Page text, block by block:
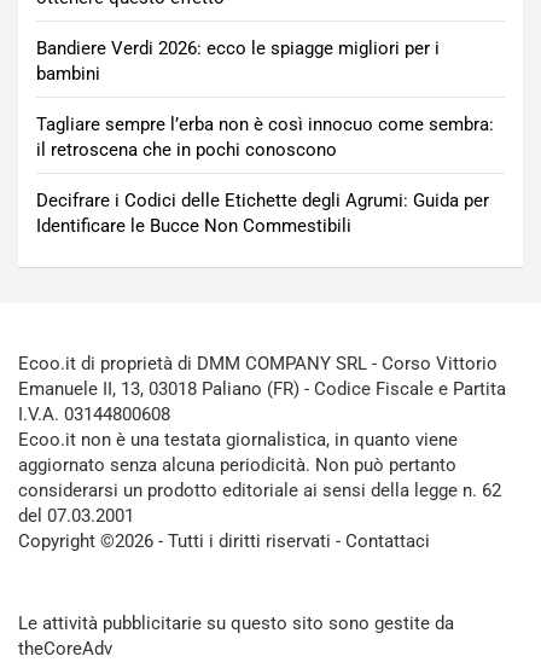
Bandiere Verdi 2026: ecco le spiagge migliori per i
bambini
Tagliare sempre l’erba non è così innocuo come sembra:
il retroscena che in pochi conoscono
Decifrare i Codici delle Etichette degli Agrumi: Guida per
Identificare le Bucce Non Commestibili
Ecoo.it di proprietà di DMM COMPANY SRL - Corso Vittorio
Emanuele II, 13, 03018 Paliano (FR) - Codice Fiscale e Partita
I.V.A. 03144800608
Ecoo.it non è una testata giornalistica, in quanto viene
aggiornato senza alcuna periodicità. Non può pertanto
considerarsi un prodotto editoriale ai sensi della legge n. 62
del 07.03.2001
Copyright ©2026 - Tutti i diritti riservati - Contattaci
Le attività pubblicitarie su questo sito sono gestite da
theCoreAdv